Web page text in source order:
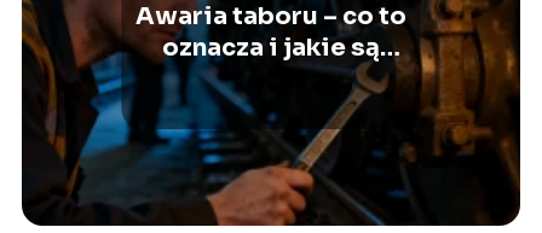
Awaria taboru – co to
oznacza i jakie są
przyczyny?